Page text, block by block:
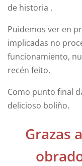
de historia .
Puidemos ver en
implicadas no
funcionamiento,
recén feito.
Como punto final
delicioso boliño.
Grazas